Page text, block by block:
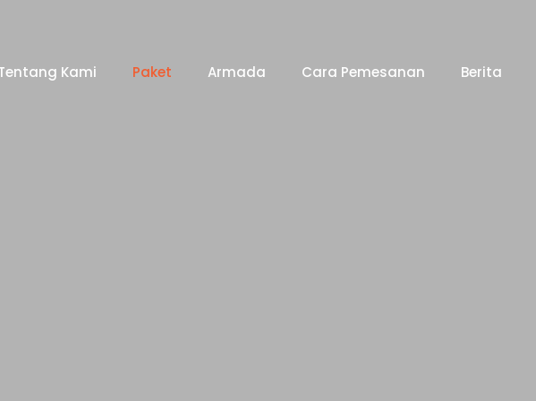
Kami Paket Armada Cara Pemesanan Berita